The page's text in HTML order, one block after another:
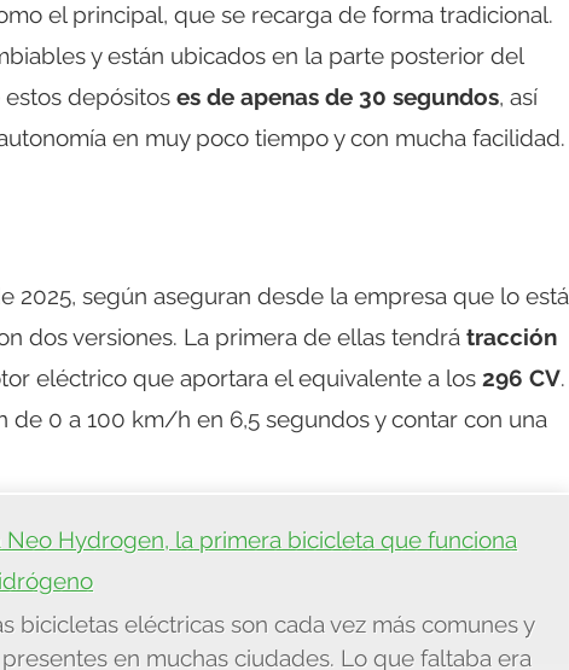
el principal, que se recarga de forma tradicional.
y están ubicados en la parte posterior del
depósitos es de apenas de 30 segundos, así
en muy poco tiempo y con mucha facilidad.
2025, según aseguran desde la empresa que lo está
dos versiones. La primera de ellas tendrá tracción
eléctrico que aportara el equivalente a los 296 CV.
de 0 a 100 km/h en 6,5 segundos y contar con una
Neo Hydrogen, la primera bicicleta que funciona
bicicletas eléctricas son cada vez más comunes y
en muchas ciudades. Lo que faltaba era